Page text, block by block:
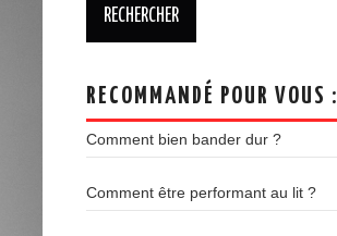
RECOMMANDÉ POUR VOUS :
Comment bien bander dur ?
Comment être performant au lit ?